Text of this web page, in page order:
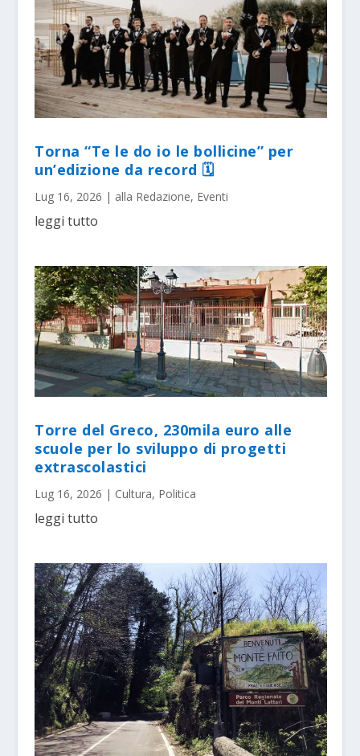
Torna “Te le do io le bollicine” per
un’edizione da record 🗓
Lug 16, 2026 | alla Redazione, Eventi
leggi tutto
Torre del Greco, 230mila euro alle
scuole per lo sviluppo di progetti
extrascolastici
Lug 16, 2026 | Cultura, Politica
leggi tutto